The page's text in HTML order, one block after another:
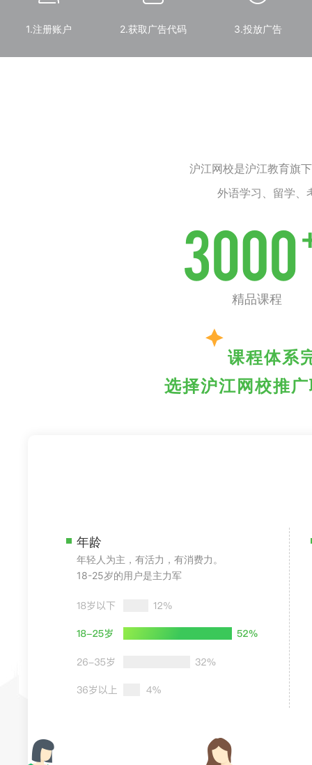
1.注册账户 2.获取广告代码 3.投放广告
沪江网校是沪江教育旗
外语学习、留学、
精品课程
课程体系
选择沪江网校推
年龄
年轻人为主，有活力，有消费力。
18-25岁的用户是主力军